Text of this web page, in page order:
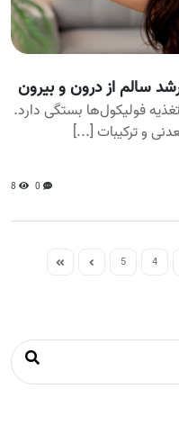
سالم از درون و بیرون
فولیکول‌ها بستگی دارد.
و ترکیبات [...]
0
8
4
5